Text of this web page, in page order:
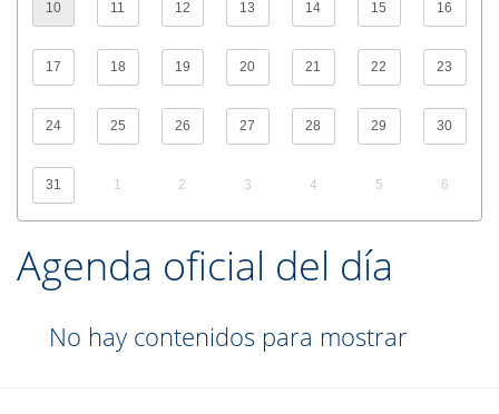
10 11 12 13 14 15 16
17 18 19 20 21 22 23
24 25 26 27 28 29 30
31 1 2 3 4 5 6
Agenda oficial del día
No hay contenidos para mostrar